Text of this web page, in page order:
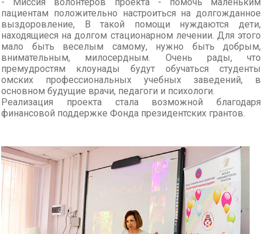
пациентам положительно настроиться на долгожданное
выздоровление, В такой помощи нуждаются дети,
находящиеся на долгом стационарном лечении. Для этого
мало быть веселым самому, нужно быть добрым,
внимательным, милосердным. Очень рады, что
премудростям клоунады будут обучаться студенты
омских профессиональных учебных заведений, в
основном будущие врачи, педагоги и психологи.
Реализация проекта стала возможной благодаря
финансовой поддержке Фонда президентских грантов.